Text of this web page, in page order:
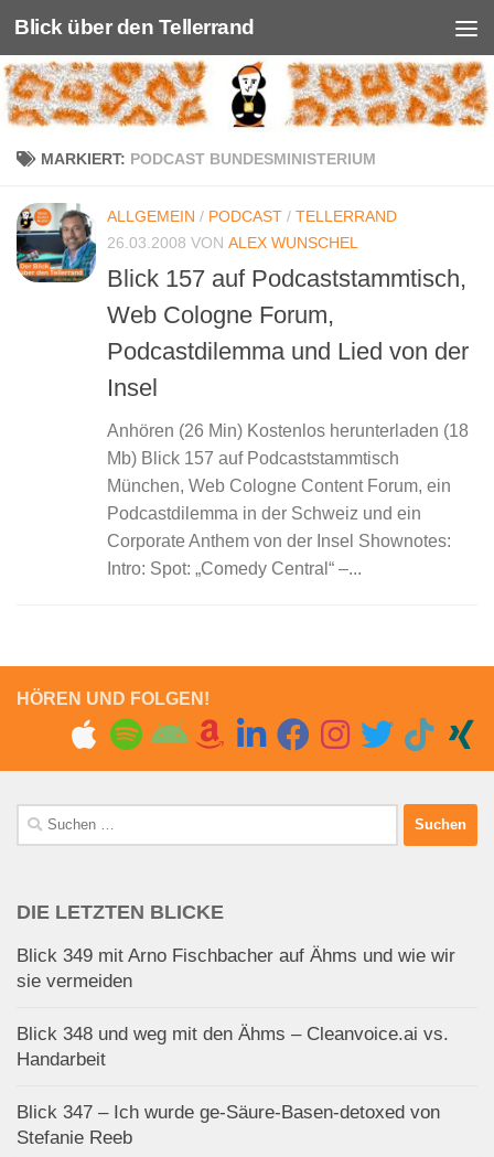
Unter dem Inhalt
Blick über den Tellerrand
MARKIERT: PODCAST BUNDESMINISTERIUM
ALLGEMEIN / PODCAST / TELLERRAND
26.03.2008 VON ALEX WUNSCHEL
Blick 157 auf Podcaststammtisch,
Web Cologne Forum,
Podcastdilemma und Lied von der
Insel
Anhören (26 Min) Kostenlos herunterladen (18
Mb) Blick 157 auf Podcaststammtisch
München, Web Cologne Content Forum, ein
Podcastdilemma in der Schweiz und ein
Corporate Anthem von der Insel Shownotes:
Intro: Spot: „Comedy Central“ –...
HÖREN UND FOLGEN!
Suchen
nach:
DIE LETZTEN BLICKE
Blick 349 mit Arno Fischbacher auf Ähms und wie wir
sie vermeiden
Blick 348 und weg mit den Ähms – Cleanvoice.ai vs.
Handarbeit
Blick 347 – Ich wurde ge-Säure-Basen-detoxed von
Stefanie Reeb